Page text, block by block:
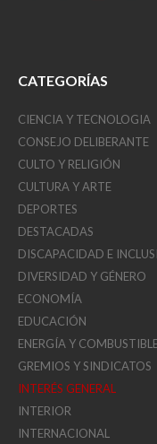
CATEGORÍAS
CIENCIA Y TECNOLOGIA
CONSEJO DELIBERANTE
CULTO Y RELIGIÓN
CULTURA Y ARTE
DEPORTES
DESTACADAS
DISCAPACIDAD E
DIVERSIDAD Y GÉNERO
ECONOMÍA
EDUCACIÓN
ENERGÍA Y
GREMIOS Y SINDICATOS
INTERÉS GENERAL
INTERIOR
INTERNACIONAL